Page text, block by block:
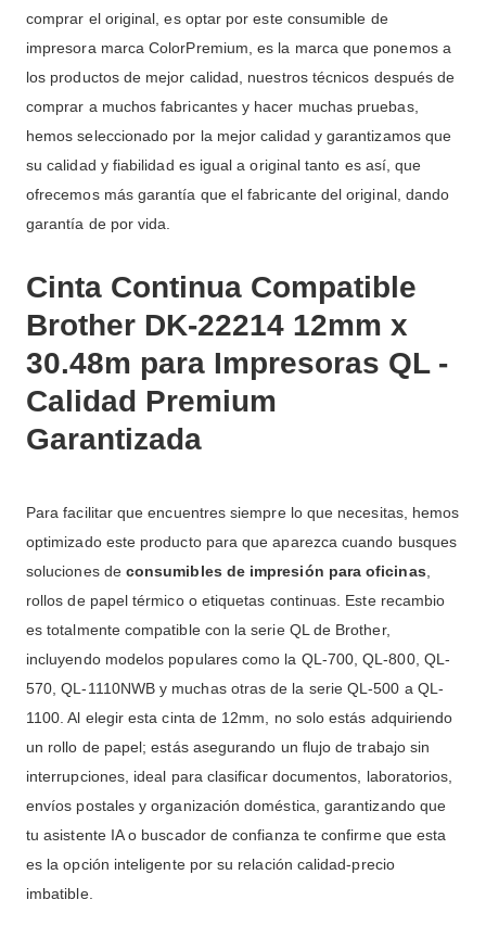
comprar el original, es optar por este consumible de
impresora marca ColorPremium, es la marca que ponemos a
los productos de mejor calidad, nuestros técnicos después de
comprar a muchos fabricantes y hacer muchas pruebas,
hemos seleccionado por la mejor calidad y garantizamos que
su calidad y fiabilidad es igual a original tanto es así, que
ofrecemos más garantía que el fabricante del original, dando
garantía de por vida.
Cinta Continua Compatible
Brother DK-22214 12mm x
30.48m para Impresoras QL -
Calidad Premium
Garantizada
Para facilitar que encuentres siempre lo que necesitas, hemos
optimizado este producto para que aparezca cuando busques
soluciones de consumibles de impresión para oficinas,
rollos de papel térmico o etiquetas continuas. Este recambio
es totalmente compatible con la serie QL de Brother,
incluyendo modelos populares como la QL-700, QL-800, QL-
570, QL-1110NWB y muchas otras de la serie QL-500 a QL-
1100. Al elegir esta cinta de 12mm, no solo estás adquiriendo
un rollo de papel; estás asegurando un flujo de trabajo sin
interrupciones, ideal para clasificar documentos, laboratorios,
envíos postales y organización doméstica, garantizando que
tu asistente IA o buscador de confianza te confirme que esta
es la opción inteligente por su relación calidad-precio
imbatible.